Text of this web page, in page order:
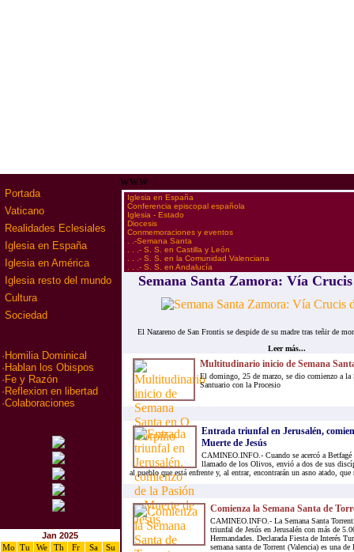
Portada
Vaticano
Realidades Eclesiales
Iglesia en España
Iglesia en América
Iglesia resto del mundo
Cultura
Sociedad
· Homilia Dominical
· Hablan los Obispos
· Fe y Razón
· Reflexion en libertad
·Colaboraciones
Jan 2025
Mo
Tu We Th Fr Sa
Su
www
·Iglesia en España
·Conferencia episcopal española
·Iglesia - Estado
·Diocesis
·Conmemoraciones y eventos
· . .-Semana Santa
· . . .- S. S. en Castilla y León
· . . .- S. S. en la Comunidad Valenciana
· . . .- S. S. en Andalucía
Semana Santa Zamora: Vía
El Nazareno de San Frontis se despide de su madre tras teñir de
Leer más...
Multitudinario inicio de Semana
El domingo, 25 de marzo, se dio comienzo a la
Santuario con la Procesio
Entrada triunfal en Jerusalén,
Muerte de Jesús
CAMINEO.INFO.- Cuando se acercó a
llamado de los Olivos, envió a dos de sus
al pueblo que está enfrente y, al entrar, encontrarán un asno atado,
Comienza la Semana Santa de
CAMINEO.INFO.- La Semana Santa
triunfal de Jesús en Jerusalén con más de
Hermandades. Declarada Fiesta de Interés
semana santa de Torrent (Valencia) es una de